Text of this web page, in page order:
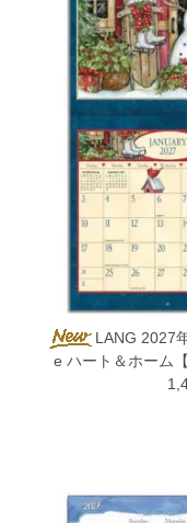
LANG 2027
e ハート＆ホーム